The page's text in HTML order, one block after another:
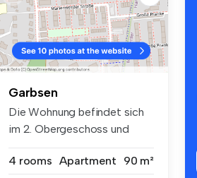
Garbsen
Die Wohnung befindet sich
im 2. Obergeschoss und
4 rooms Apartment 90 m²